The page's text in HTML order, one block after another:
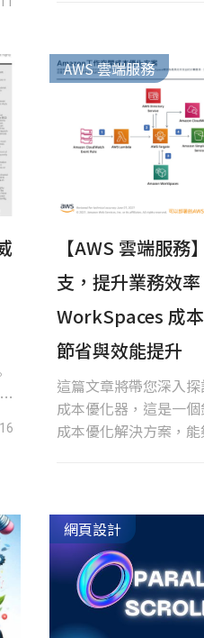
AWS 雲端服務
【AWS 雲端服務
支，提升業務效
WorkSpaces 成
節省與效能提升
這篇文章將帶您深入
成本優化器，這是一
成本優化解決方案，
優化 AWS
網頁設計